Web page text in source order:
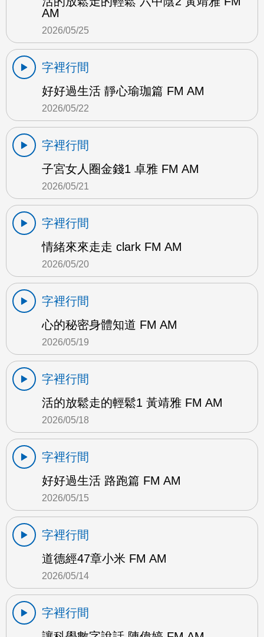
AM
2026/05/25
字裡行間
好好過生活 靜心瑜珈篇 FM AM
2026/05/22
字裡行間
子宮女人圈金錢1 卓雅 FM AM
2026/05/21
字裡行間
情緒來來走走 clark FM AM
2026/05/20
字裡行間
心的秘密身體知道 FM AM
2026/05/19
字裡行間
活的放鬆走的輕鬆1 黃靖雅 FM AM
2026/05/18
字裡行間
好好過生活 路跑篇 FM AM
2026/05/15
字裡行間
道德經47章小米 FM AM
2026/05/14
字裡行間